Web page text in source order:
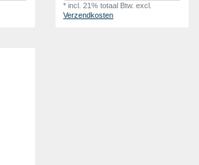
*incl. 21% totaal Btw. excl.
Verzendkosten